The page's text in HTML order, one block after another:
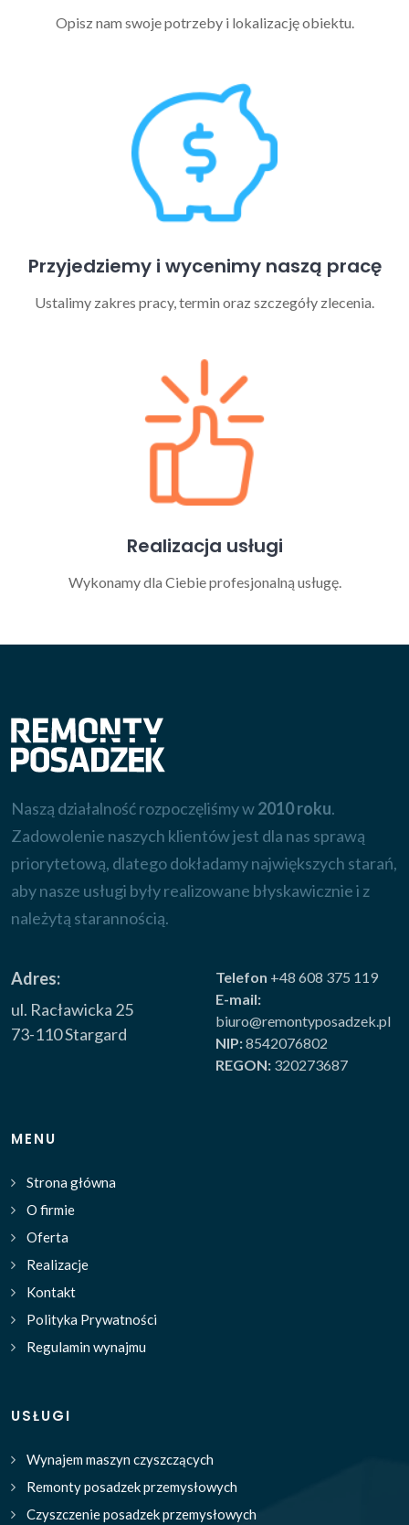
Opisz nam swoje potrzeby i lokalizację obiektu.
Przyjedziemy i wycenimy naszą pracę
Ustalimy zakres pracy, termin oraz szczegóły zlecenia.
Realizacja usługi
Wykonamy dla Ciebie profesjonalną usługę.
Naszą działalność rozpoczęliśmy w2010 roku.
Zadowolenie naszych klientów jest dla nas sprawą
priorytetową, dlatego dokładamy największych starań,
aby nasze usługi były realizowane błyskawicznie i z
należytą starannością.
Adres:
ul. Racławicka 25
73-110 Stargard
Telefon +48 608 375 119
E-mail:
biuro@remontyposadzek.pl
NIP:8542076802
REGON: 320273687
MENU
Strona główna
O firmie
Oferta
Realizacje
Kontakt
Polityka Prywatności
Regulamin wynajmu
USŁUGI
Wynajem maszyn czyszczących
Remonty posadzek przemysłowych
Czyszczenie posadzek przemysłowych